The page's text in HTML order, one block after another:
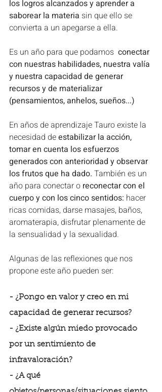
los logros alcanzados y aprender a
saborear la materia sin que ello se
convierta a un apegarse a ella.
Es un año para que podamos
  conectar
con nuestras habilidades, nuestra valía
y nuestra capacidad de generar
recursos y de materializar
(pensamientos, anhelos, sueños...)
En años de aprendizaje Tauro existe la
necesidad de estabilizar la acción,
tomar en cuenta los esfuerzos
generados con anterioridad y observar
los frutos que ha dado. También es un
año para conectar o reconectar con el
cuerpo y con los cinco sentidos: hacer
ricas comidas, darse masajes, baños,
aromaterapia, disfrutar plenamente de
la sensualidad y la sexualidad.
Algunas de las reflexiones que nos
propone este año pueden ser:
- ¿Pongo en valor y creo en mi
capacidad de generar recursos?
- ¿Existe algún miedo provocado
por un sentimiento de
infravaloración?
- ¿A qué